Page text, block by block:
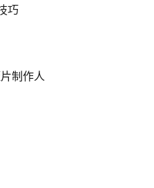
巧
制作人